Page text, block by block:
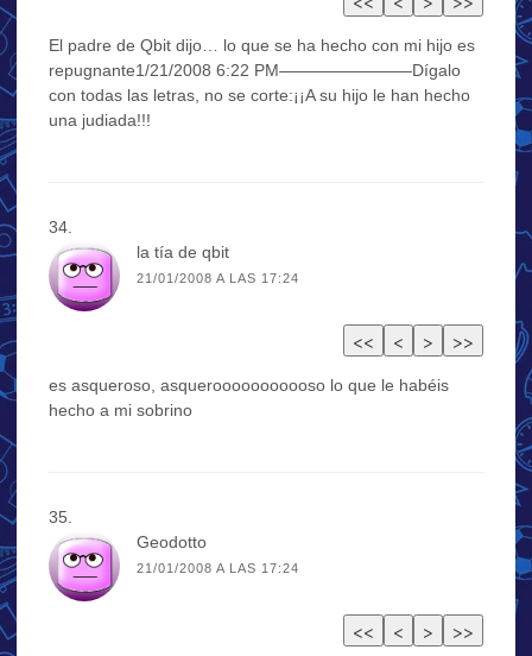
El padre de Qbit dijo… lo que se ha hecho con mi hijo es
repugnante1/21/2008 6:22 PM————————Dígalo
con todas las letras, no se corte:¡¡A su hijo le han hecho
una judiada!!!
la tía de qbit
21/01/2008 A LAS 17:24
es asqueroso, asquerooooooooooso lo que le habéis
hecho a mi sobrino
Geodotto
21/01/2008 A LAS 17:24